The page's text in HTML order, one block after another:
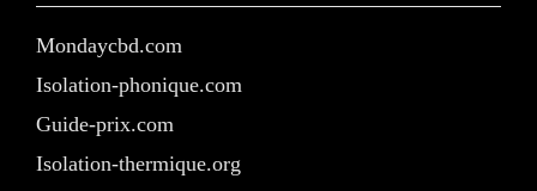
Mondaycbd.com
Isolation-phonique.com
Guide-prix.com
Isolation-thermique.org